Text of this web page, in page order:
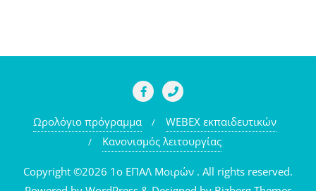
Ωρολόγιο πρόγραμμα
WEBEX εκπαιδευτικών
Κανονισμός λειτουργίας
Copyright ©2026 1o ΕΠΑΛ Μοιρών . All rights reserved.